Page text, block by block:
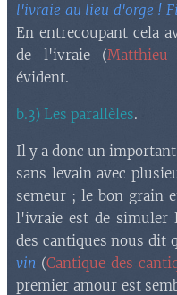
l'ivraie au lieu d'orge !
En entrecoupant cela
de l'ivraie (Matthieu
évident.
b.3) Les parallèles.
Il y a donc un
sans levain avec
semeur ; le bon grain
l'ivraie est de simuler
des cantiques nous dit
vin (Cantique des
premier amour est